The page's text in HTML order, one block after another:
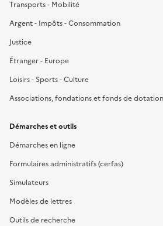
Transports - Mobilité
Argent - Impôts - Consommation
Justice
Étranger - Europe
Loisirs - Sports - Culture
Associations, fondations et fonds de dotation
Démarches et outils
Démarches en ligne
Formulaires administratifs (cerfas)
Simulateurs
Modèles de lettres
Outils de recherche